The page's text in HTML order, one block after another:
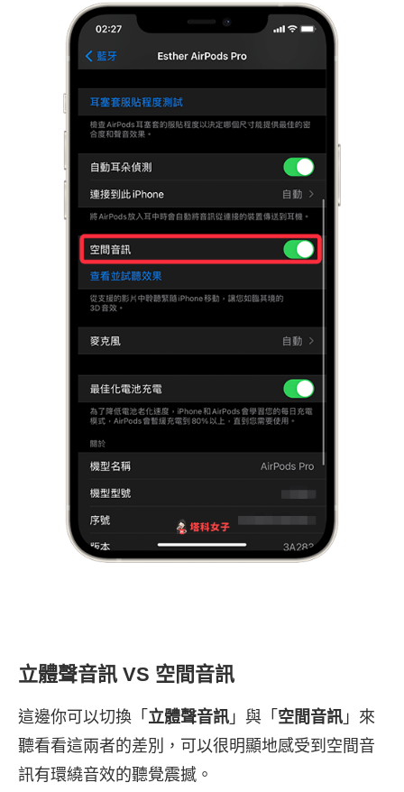
立體聲音訊 VS 空間音訊
這邊你可以切換「 立體聲音訊 」與「 空間音訊 」來
聽看看這兩者的差別，可以很明顯地感受到空間音
訊有環繞音效的聽覺震撼。